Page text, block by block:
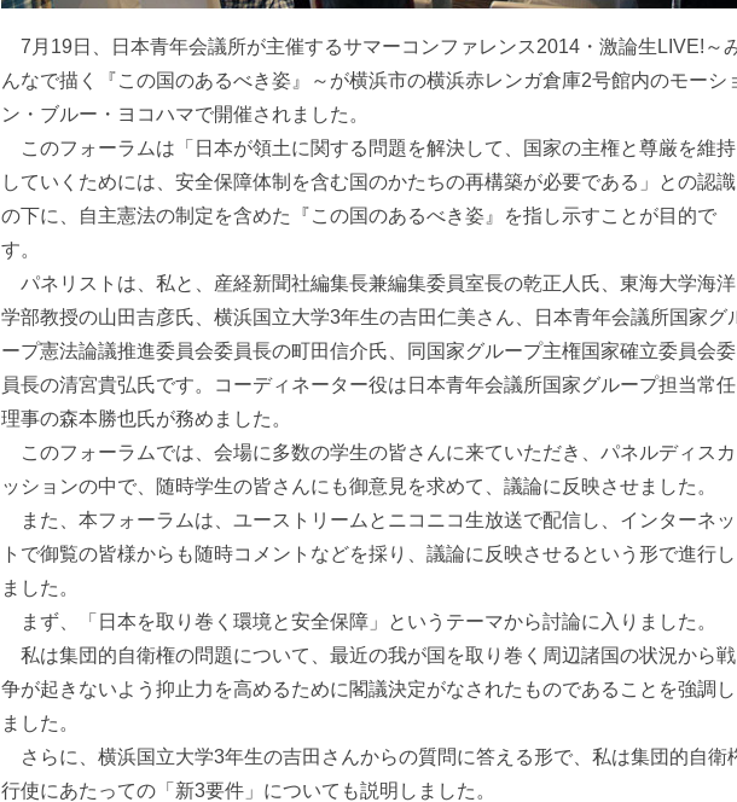
7月19日、日本青年会議所が主催するサマーコンファレンス2014・激論生LIVE!～
んなで描く『この国のあるべき姿』～が横浜市の横浜赤レンガ倉庫2号館内のモーシ
ン・ブルー・ヨコハマで開催されました。
このフォーラムは「日本が領土に関する問題を解決して、国家の主権と尊厳を維持
していくためには、安全保障体制を含む国のかたちの再構築が必要である」との認識
の下に、自主憲法の制定を含めた『この国のあるべき姿』を指し示すことが目的で
す。
パネリストは、私と、産経新聞社編集長兼編集委員室長の乾正人氏、東海大学海洋
学部教授の山田吉彦氏、横浜国立大学3年生の吉田仁美さん、日本青年会議所国家グ
ープ憲法論議推進委員会委員長の町田信介氏、同国家グループ主権国家確立委員会委
員長の清宮貴弘氏です。コーディネーター役は日本青年会議所国家グループ担当常任
理事の森本勝也氏が務めました。
このフォーラムでは、会場に多数の学生の皆さんに来ていただき、パネルディスカ
ッションの中で、随時学生の皆さんにも御意見を求めて、議論に反映させました。
また、本フォーラムは、ユーストリームとニコニコ生放送で配信し、インターネッ
トで御覧の皆様からも随時コメントなどを採り、議論に反映させるという形で進行し
ました。
まず、「日本を取り巻く環境と安全保障」というテーマから討論に入りました。
私は集団的自衛権の問題について、最近の我が国を取り巻く周辺諸国の状況から戦
争が起きないよう抑止力を高めるために閣議決定がなされたものであることを強調し
ました。
さらに、横浜国立大学3年生の吉田さんからの質問に答える形で、私は集団的自衛
行使にあたっての「新3要件」についても説明しました。